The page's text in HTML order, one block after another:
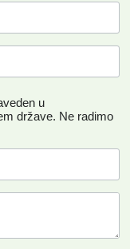
u
države. Ne radimo